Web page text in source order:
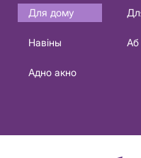
Основная
навигация
Для дому
Навіны
Аб
Адно акно